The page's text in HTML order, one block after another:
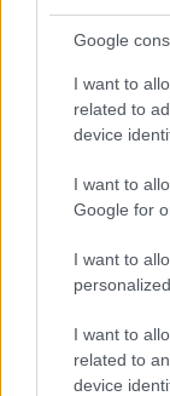
Google
I want to
related to
device
I want to
Google for
I want to
I want to
related to
device
Digitális
e-
HÍREK 5 órája
Friss ábrán
mint 10